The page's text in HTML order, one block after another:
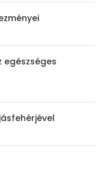
egészséges